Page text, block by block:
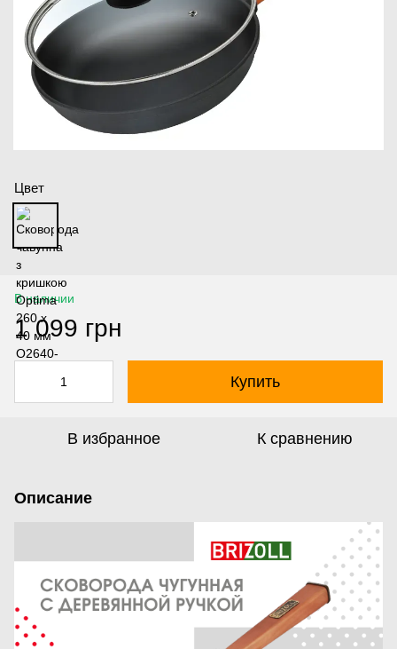
Цвет
В наличии
1 099 грн
Купить
В избранное К сравнению
Описание